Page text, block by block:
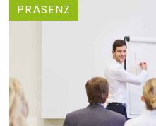
PRÄSENZ
PRÄSENZ